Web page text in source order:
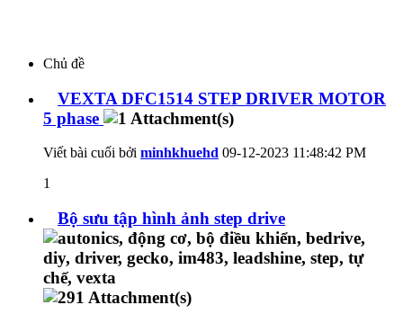
Chủ đề
VEXTA DFC1514 STEP DRIVER MOTOR
5 phase
Viết bài cuối bởi minhkhuehd 09-12-2023 11:48:42 PM
1
Bộ sưu tập hình ảnh step drive